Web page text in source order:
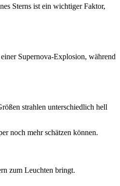
Sterns ist ein wichtiger Faktor,
Supernova-Explosion, während
strahlen unterschiedlich hell
noch mehr schätzen können.
zum Leuchten bringt.